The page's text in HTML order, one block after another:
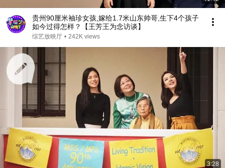
贵州90厘米袖珍女孩,嫁给1.7米山东帅哥,生下4个孩子
如今过得怎样？【王芳王为念访谈】
综艺放映厅 • 242K views
3:28